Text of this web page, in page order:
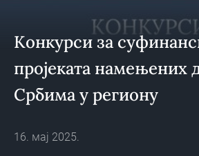
Конкурси за
пројеката намењених
Србима у региону
16. мај 2025.